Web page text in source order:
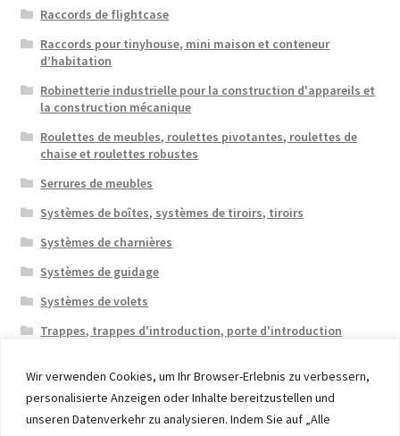
Wir verwenden Cookies, um Ihr Browser-Erlebnis zu verbessern,
personalisierte Anzeigen oder Inhalte bereitzustellen und
unseren Datenverkehr zu analysieren. Indem Sie auf „Alle
Raccords de flightcase
Raccords pour tinyhouse, mini maison et conteneur
d’habitation
Robinetterie industrielle pour la construction d'appareils et
la construction mécanique
Roulettes de meubles, roulettes pivotantes, roulettes de
chaise et roulettes robustes
Serrures de meubles
Systèmes de boîtes, systèmes de tiroirs, tiroirs
Systèmes de charnières
Systèmes de guidage
Systèmes de volets
Trappes, trappes d'introduction, porte d'introduction